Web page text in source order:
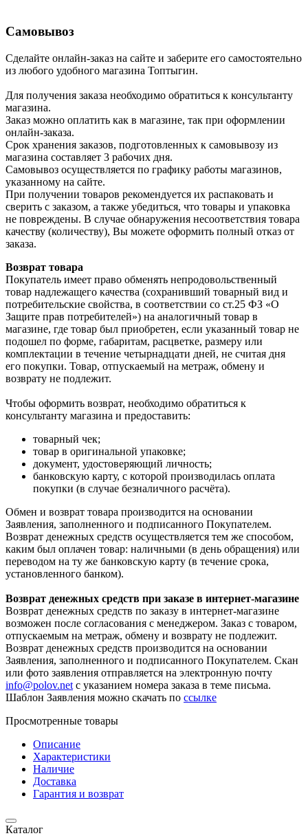
Самовывоз
Сделайте онлайн-заказ на сайте и заберите его самостоятельно
из любого удобного магазина Топтыгин.
Для получения заказа необходимо обратиться к консультанту
магазина.
Заказ можно оплатить как в магазине, так при оформлении
онлайн-заказа.
Срок хранения заказов, подготовленных к самовывозу из
магазина составляет 3 рабочих дня.
Самовывоз осуществляется по графику работы магазинов,
указанному на сайте.
При получении товаров рекомендуется их распаковать и
сверить с заказом, а также убедиться, что товары и упаковка
не повреждены. В случае обнаружения несоответствия товара
качеству (количеству), Вы можете оформить полный отказ от
заказа.
Возврат товара
Покупатель имеет право обменять непродовольственный
товар надлежащего качества (сохранивший товарный вид и
потребительские свойства, в соответствии со ст.25 ФЗ «О
Защите прав потребителей») на аналогичный товар в
магазине, где товар был приобретен, если указанный товар не
подошел по форме, габаритам, расцветке, размеру или
комплектации в течение четырнадцати дней, не считая дня
его покупки. Товар, отпускаемый на метраж, обмену и
возврату не подлежит.
Чтобы оформить возврат, необходимо обратиться к
консультанту магазина и предоставить:
товарный чек;
товар в оригинальной упаковке;
документ, удостоверяющий личность;
банковскую карту, с которой производилась оплата
покупки (в случае безналичного расчёта).
Обмен и возврат товара производится на основании
Заявления, заполненного и подписанного Покупателем.
Возврат денежных средств осуществляется тем же способом,
каким был оплачен товар: наличными (в день обращения) или
переводом на ту же банковскую карту (в течение срока,
установленного банком).
Возврат денежных средств при заказе в интернет-магазине
Возврат денежных средств по заказу в интернет-магазине
возможен после согласования с менеджером. Заказ с товаром,
отпускаемым на метраж, обмену и возврату не подлежит.
Возврат денежных средств производится на основании
Заявления, заполненного и подписанного Покупателем. Скан
или фото заявления отправляется на электронную почту
info@polov.net с указанием номера заказа в теме письма.
Шаблон Заявления можно скачать по ссылке
Просмотренные товары
Описание
Характеристики
Наличие
Доставка
Гарантия и возврат
Каталог